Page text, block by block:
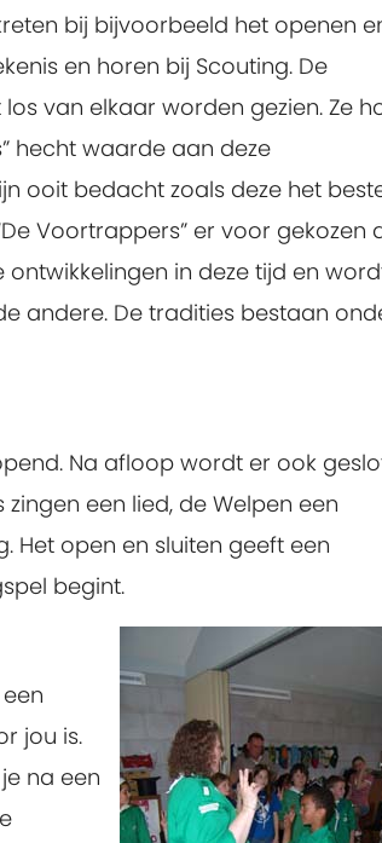
bij bijvoorbeeld het openen
en horen bij Scouting. De
van elkaar worden gezien. Ze
hecht waarde aan deze
ooit bedacht zoals deze het
Voortrappers” er voor gekozen
in deze tijd en
andere. De tradities bestaan
Na afloop wordt er ook
een lied, de Welpen een
Het open en sluiten geeft een
begint.
jou is.
na een